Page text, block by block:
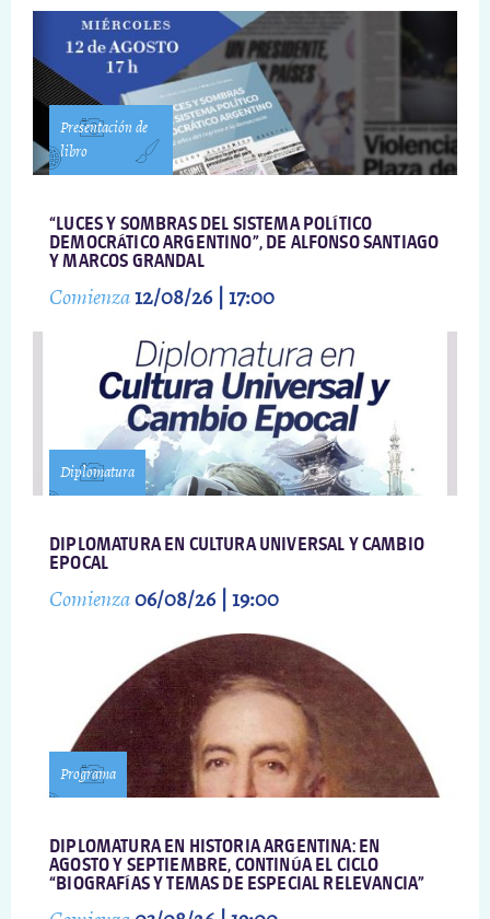
Presentación de
libro
“LUCES Y SOMBRAS DEL SISTEMA POLÍTICO
DEMOCRÁTICO ARGENTINO”, DE ALFONSO SANTIAGO
Y MARCOS GRANDAL
Comienza12/08/26 | 17:00
Diplomatura
DIPLOMATURA EN CULTURA UNIVERSAL Y CAMBIO
EPOCAL
Comienza06/08/26 | 19:00
Programa
DIPLOMATURA EN HISTORIA ARGENTINA: EN
AGOSTO Y SEPTIEMBRE, CONTINÚA EL CICLO
“BIOGRAFÍAS Y TEMAS DE ESPECIAL RELEVANCIA”